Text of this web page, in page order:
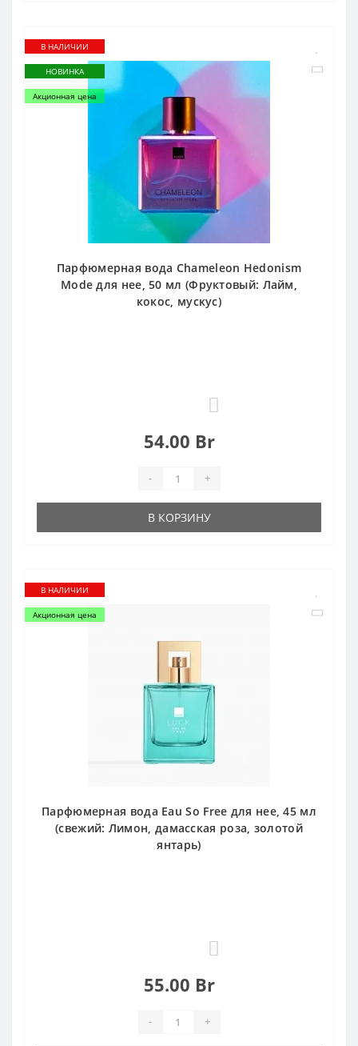
В НАЛИЧИИ
НОВИНКА
Акционная цена
Парфюмерная вода Chameleon Hedonism
Mode для нее, 50 мл (Фруктовый: Лайм,
кокос, мускус)
54.00 Br
- +
В КОРЗИНУ
В НАЛИЧИИ
Акционная цена
Парфюмерная вода Eau So Free для нее, 45 мл
(свежий: Лимон, дамасская роза, золотой
янтарь)
55.00 Br
- +